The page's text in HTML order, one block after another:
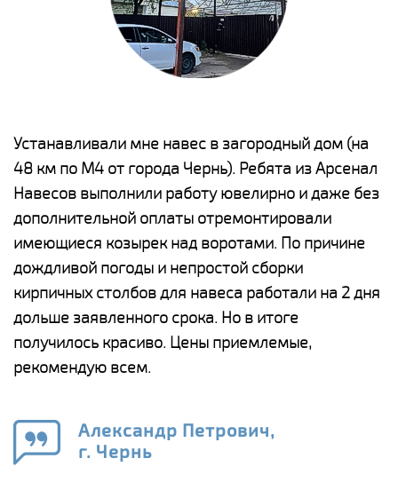
Устанавливали мне навес в загородный дом (на
48 км по М4 от города Чернь). Ребята из Арсенал
Навесов выполнили работу ювелирно и даже без
дополнительной оплаты отремонтировали
имеющиеся козырек над воротами. По причине
дождливой погоды и непростой сборки
кирпичных столбов для навеса работали на 2 дня
дольше заявленного срока. Но в итоге
получилось красиво. Цены приемлемые,
рекомендую всем.
Александр Петрович,
г. Чернь